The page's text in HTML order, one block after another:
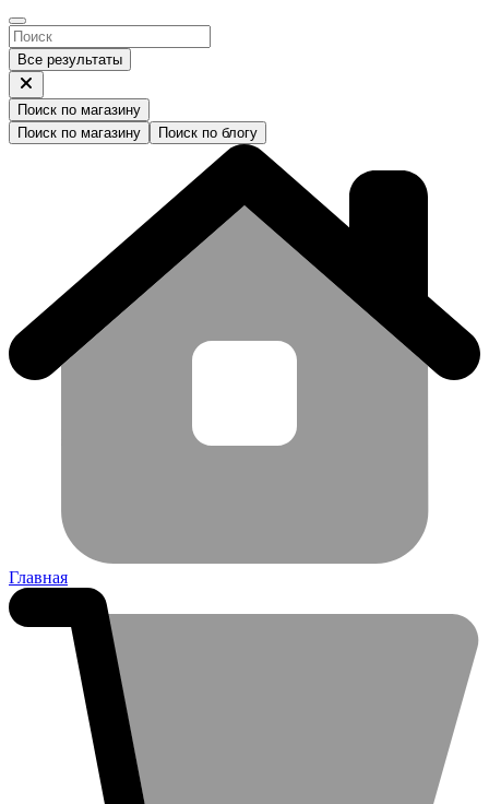
Все результаты
Поиск по магазину
Поиск по магазину
Поиск по блогу
Главная